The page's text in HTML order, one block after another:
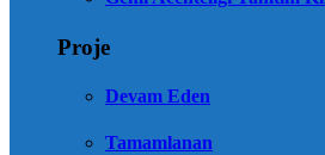
Proje
Devam Eden
Tamamlanan